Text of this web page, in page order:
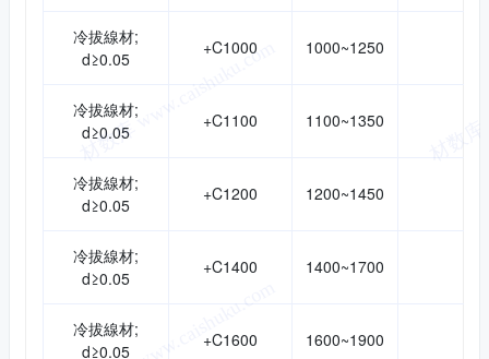
冷拔線材;
d≥0.05
+C1000 1000~1250
冷拔線材;
d≥0.05
+C1100 1100~1350
冷拔線材;
d≥0.05
+C1200 1200~1450
冷拔線材;
d≥0.05
+C1400 1400~1700
冷拔線材;
d≥0.05
+C1600 1600~1900